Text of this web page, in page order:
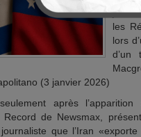
les
lors
d’un
(3 janvier 2026)
après
Record de Newsmax,
journaliste que l’Iran